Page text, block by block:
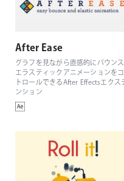
After Ease
グラフを見ながら直感的にバウン
エラスティックアニメーションを
トロールできるAfter Effectsエクス
ンション